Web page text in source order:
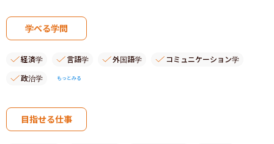
学べる学問
経済学 言語学 外国語学
コミュニケーション学
政治学
もっとみる
目指せる仕事